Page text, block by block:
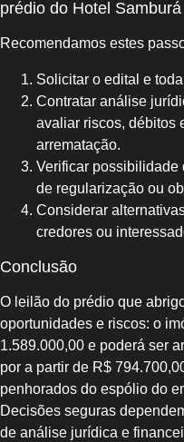
prédio do Hotel Samburá
Recomendamos estes
Solicitar o edital e
Contratar análise
avaliar riscos, débitos
arrematação.
Verificar possibilidade
de regularização ou
Considerar
credores ou
Conclusão
O leilão do prédio que
oportunidades e riscos: o
1.589.000,00 e poderá ser
por a partir de R$
penhorados do espólio do
Decisões seguras
de análise jurídica e